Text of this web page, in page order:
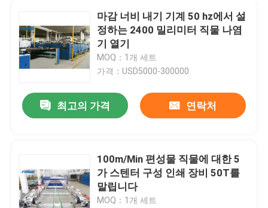
마감 너비 내기 기계 50 hz에서 설
정하는 2400 밀리미터 직물 나염
기 열기
MOQ：1개 세트
가격：USD5000-300000
최고의 가격 연락처
100m/Min 편성물 직물에 대한 5
가 스텐터 구성 인쇄 장비 50T를
말립니다
MOQ：1개 세트